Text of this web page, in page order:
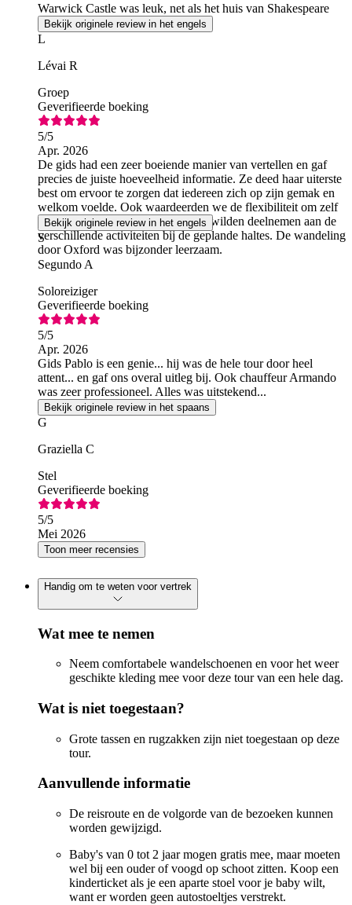
Warwick Castle was leuk, net als het huis van Shakespeare
Bekijk originele review in het engels
L
Lévai R
Groep
Geverifieerde boeking
5/5
Apr. 2026
De gids had een zeer boeiende manier van vertellen en gaf
precies de juiste hoeveelheid informatie. Ze deed haar uiterste
best om ervoor te zorgen dat iedereen zich op zijn gemak en
welkom voelde. Ook waardeerden we de flexibiliteit om zelf
te kunnen kiezen of we al dan niet wilden deelnemen aan de
verschillende activiteiten bij de geplande haltes. De wandeling
door Oxford was bijzonder leerzaam.
Bekijk originele review in het engels
S
Segundo A
Soloreiziger
Geverifieerde boeking
5/5
Apr. 2026
Gids Pablo is een genie... hij was de hele tour door heel
attent... en gaf ons overal uitleg bij. Ook chauffeur Armando
was zeer professioneel. Alles was uitstekend...
Bekijk originele review in het spaans
G
Graziella C
Stel
Geverifieerde boeking
5/5
Mei 2026
Toon meer recensies
Handig om te weten voor vertrek
Wat mee te nemen
Neem comfortabele wandelschoenen en voor het weer
geschikte kleding mee voor deze tour van een hele dag.
Wat is niet toegestaan?
Grote tassen en rugzakken zijn niet toegestaan op deze
tour.
Aanvullende informatie
De reisroute en de volgorde van de bezoeken kunnen
worden gewijzigd.
Baby's van 0 tot 2 jaar mogen gratis mee, maar moeten
wel bij een ouder of voogd op schoot zitten. Koop een
kinderticket als je een aparte stoel voor je baby wilt,
want er worden geen autostoeltjes verstrekt.